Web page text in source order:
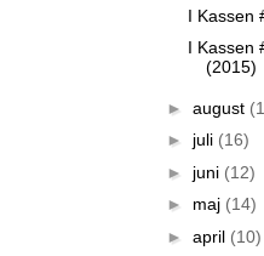
I Kassen
I Kassen
(2015)
► august
► juli (16)
► juni (12)
► maj (14)
► april (10)